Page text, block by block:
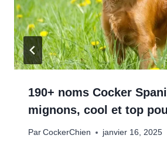
190+ noms Cocker
mignons, cool et top
Par CockerChien janvier 16, 2025